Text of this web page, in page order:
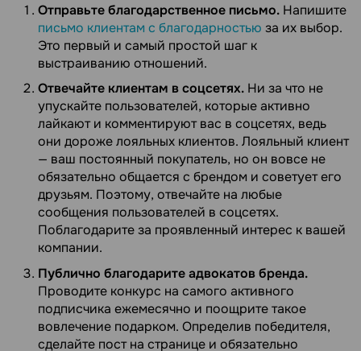
Отправьте благодарственное письмо. Напишите
письмо клиентам с благодарностью за их выбор.
Это первый и самый простой шаг к
выстраиванию отношений.
Отвечайте клиентам в соцсетях. Ни за что не
упускайте пользователей, которые активно
лайкают и комментируют вас в соцсетях, ведь
они дороже лояльных клиентов. Лояльный клиент
— ваш постоянный покупатель, но он вовсе не
обязательно общается с брендом и советует его
друзьям. Поэтому, отвечайте на любые
сообщения пользователей в соцсетях.
Поблагодарите за проявленный интерес к вашей
компании.
Публично благодарите адвокатов бренда.
Проводите конкурс на самого активного
подписчика ежемесячно и поощрите такое
вовлечение подарком. Определив победителя,
сделайте пост на странице и обязательно